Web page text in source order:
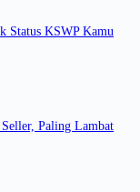
Status KSWP Kamu
Paling Lambat